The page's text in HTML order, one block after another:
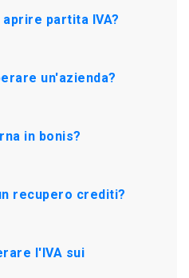
partita IVA?
un'azienda?
in bonis?
recupero crediti?
l'IVA sui